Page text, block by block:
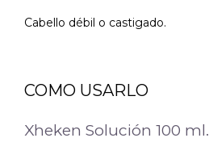
Cabello débil o castigado.
COMO USARLO
Xheken Solución 100 ml.